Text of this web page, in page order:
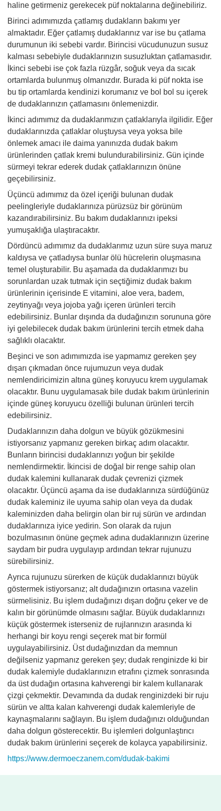
haline getirmeniz gerekecek püf noktalarına değinebiliriz.
Birinci adımımızda çatlamış dudakların bakımı yer
almaktadır. Eğer çatlamış dudaklarınız var ise bu çatlama
durumunun iki sebebi vardır. Birincisi vücudunuzun susuz
kalması sebebiyle dudaklarınızın susuzluktan çatlamasıdır.
İkinci sebebi ise çok fazla rüzgâr, soğuk veya da sıcak
ortamlarda bulunmuş olmanızdır. Burada ki püf nokta ise
bu tip ortamlarda kendinizi korumanız ve bol bol su içerek
de dudaklarınızın çatlamasını önlemenizdir.
İkinci adımımız da dudaklarımızın çatlaklarıyla ilgilidir. Eğer
dudaklarınızda çatlaklar oluştuysa veya yoksa bile
önlemek amacı ile daima yanınızda dudak bakım
ürünlerinden çatlak kremi bulundurabilirsiniz. Gün içinde
sürmeyi tekrar ederek dudak çatlaklarınızın önüne
geçebilirsiniz.
Üçüncü adımımız da özel içeriği bulunan dudak
peelingleriyle dudaklarınıza pürüzsüz bir görünüm
kazandırabilirsiniz. Bu bakım dudaklarınızı ipeksi
yumuşaklığa ulaştıracaktır.
Dördüncü adımımız da dudaklarımız uzun süre suya maruz
kaldıysa ve çatladıysa bunlar ölü hücrelerin oluşmasına
temel oluşturabilir. Bu aşamada da dudaklarımızı bu
sorunlardan uzak tutmak için seçtiğimiz dudak bakım
ürünlerinin içerisinde E vitamini, aloe vera, badem,
zeytinyağı veya jojoba yağı içeren ürünleri tercih
edebilirsiniz. Bunlar dışında da dudağınızın sorununa göre
iyi gelebilecek dudak bakım ürünlerini tercih etmek daha
sağlıklı olacaktır.
Beşinci ve son adımımızda ise yapmamız gereken şey
dışarı çıkmadan önce rujumuzun veya dudak
nemlendiricimizin altına güneş koruyucu krem uygulamak
olacaktır. Bunu uygulamasak bile dudak bakım ürünlerinin
içinde güneş koruyucu özelliği bulunan ürünleri tercih
edebilirsiniz.
Dudaklarınızın daha dolgun ve büyük gözükmesini
istiyorsanız yapmanız gereken birkaç adım olacaktır.
Bunların birincisi dudaklarınızı yoğun bir şekilde
nemlendirmektir. İkincisi de doğal bir renge sahip olan
dudak kalemini kullanarak dudak çevrenizi çizmek
olacaktır. Üçüncü aşama da ise dudaklarınıza sürdüğünüz
dudak kaleminiz ile uyuma sahip olan veya da dudak
kaleminizden daha belirgin olan bir ruj sürün ve ardından
dudaklarınıza iyice yedirin. Son olarak da rujun
bozulmasının önüne geçmek adına dudaklarınızın üzerine
saydam bir pudra uygulayıp ardından tekrar rujunuzu
sürebilirsiniz.
Ayrıca rujunuzu sürerken de küçük dudaklarınızı büyük
göstermek istiyorsanız; alt dudağınızın ortasına vazelin
sürmelisiniz. Bu işlem dudağınızı dışarı doğru çeker ve de
kalın bir görünümde olmasını sağlar. Büyük dudaklarınızı
küçük göstermek isterseniz de rujlarınızın arasında ki
herhangi bir koyu rengi seçerek mat bir formül
uygulayabilirsiniz. Üst dudağınızdan da memnun
değilseniz yapmanız gereken şey; dudak renginizde ki bir
dudak kalemiyle dudaklarınızın etrafını çizmek sonrasında
da üst dudağın ortasına kahverengi bir kalem kullanarak
çizgi çekmektir. Devamında da dudak renginizdeki bir ruju
sürün ve altta kalan kahverengi dudak kalemleriyle de
kaynaşmalarını sağlayın. Bu işlem dudağınızı olduğundan
daha dolgun gösterecektir. Bu işlemleri dolgunlaştırıcı
dudak bakım ürünlerini seçerek de kolayca yapabilirsiniz.
https://www.dermoeczanem.com/dudak-bakimi